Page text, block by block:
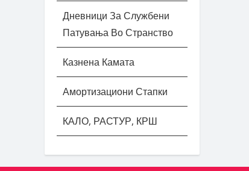
Дневници За Службени
Патувања Во Странство
Казнена Камата
Амортизациони Стапки
КАЛО, РАСТУР, КРШ